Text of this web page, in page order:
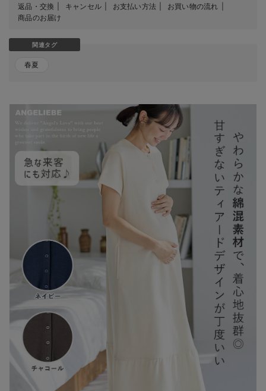
返品・交換 キャンセル お支払い方法
お買い物の流れ
商品のお届け
関連タグ
春夏